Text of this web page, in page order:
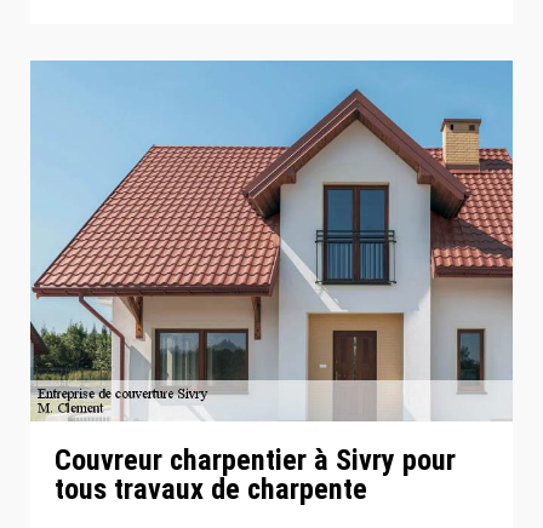
Couvreur charpentier à Sivry pour
tous travaux de charpente